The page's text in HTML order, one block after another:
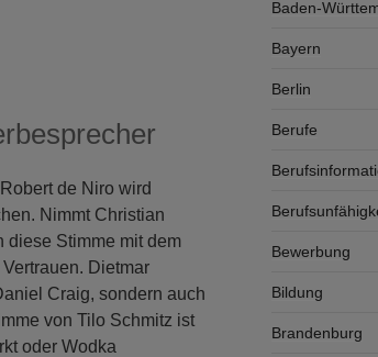
de Niro wird
Nimmt Christian
diese Stimme mit dem
Dietmar
Craig, sondern auch
von Tilo Schmitz ist
oder Wodka
Baden-
Bayern
Berlin
Berufe
Bewerbung
Bildung
Brandenburg